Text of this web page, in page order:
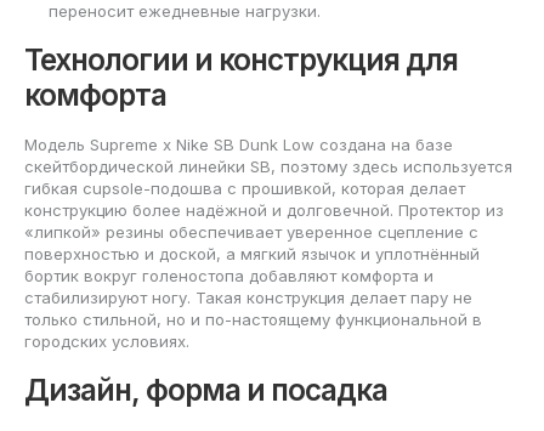
переносит ежедневные нагрузки.
Технологии и конструкция для
комфорта
Модель Supreme x Nike SB Dunk Low создана на базе
скейтбордической линейки SB, поэтому здесь используется
гибкая cupsole-подошва с прошивкой, которая делает
конструкцию более надёжной и долговечной. Протектор из
«липкой» резины обеспечивает уверенное сцепление с
поверхностью и доской, а мягкий язычок и уплотнённый
бортик вокруг голеностопа добавляют комфорта и
стабилизируют ногу. Такая конструкция делает пару не
только стильной, но и по-настоящему функциональной в
городских условиях.
Дизайн, форма и посадка